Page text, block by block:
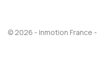
© 2026 - Inmotion France -